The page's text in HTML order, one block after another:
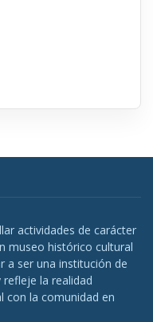
actividades de carácter
museo histórico cultural
a ser una institución de
la realidad
con la comunidad en